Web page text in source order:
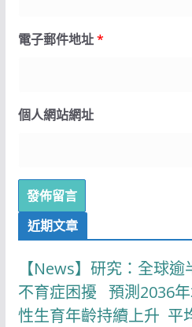
電子郵件地址*
個人網站網址
近期文章
【News】研究：全球
不育症困擾 預測2036
性生育年齡持續上升 平